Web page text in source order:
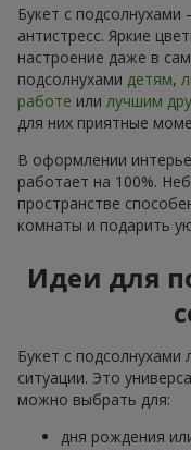
Букет с
антистресс. Яркие
настроение даже в
подсолнухами детям,
работе или лучшим
для них приятные
В оформлении
работает на 100%.
пространстве
комнаты и подарить
Идеи для
Букет с подсолнухами
ситуации. Это
можно выбрать для:
дня рождения